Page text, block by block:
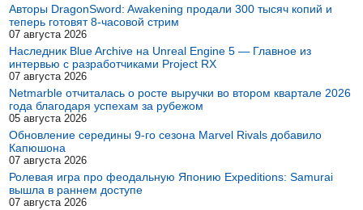
Авторы DragonSword: Awakening продали 300 тысяч копий и
теперь готовят 8-часовой стрим
07 августа 2026
Наследник Blue Archive на Unreal Engine 5 — Главное из
интервью с разработчиками Project RX
07 августа 2026
Netmarble отчиталась о росте выручки во втором квартале 2026
года благодаря успехам за рубежом
05 августа 2026
Обновление середины 9-го сезона Marvel Rivals добавило
Капюшона
07 августа 2026
Ролевая игра про феодальную Японию Expeditions: Samurai
вышла в раннем доступе
07 августа 2026